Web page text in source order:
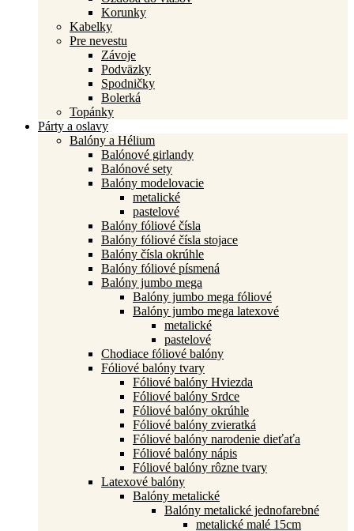
Korunky
Kabelky
Pre nevestu
Závoje
Podväzky
Spodničky
Bolerká
Topánky
Párty a oslavy
Balóny a Hélium
Balónové girlandy
Balónové sety
Balóny modelovacie
metalické
pastelové
Balóny fóliové čísla
Balóny fóliové čísla stojace
Balóny čísla okrúhle
Balóny fóliové písmená
Balóny jumbo mega
Balóny jumbo mega fóliové
Balóny jumbo mega latexové
metalické
pastelové
Chodiace fóliové balóny
Fóliové balóny tvary
Fóliové balóny Hviezda
Fóliové balóny Srdce
Fóliové balóny okrúhle
Fóliové balóny zvieratká
Fóliové balóny narodenie dieťaťa
Fóliové balóny nápis
Fóliové balóny rôzne tvary
Latexové balóny
Balóny metalické
Balóny metalické jednofarebné
metalické malé 15cm